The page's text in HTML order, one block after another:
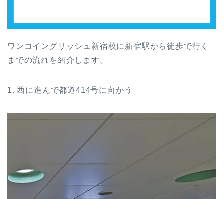
ワンコイングリッシュ新宿校に新宿駅から徒歩で行く
までの流れを紹介します。
1. 西に進んで都道414号に向かう